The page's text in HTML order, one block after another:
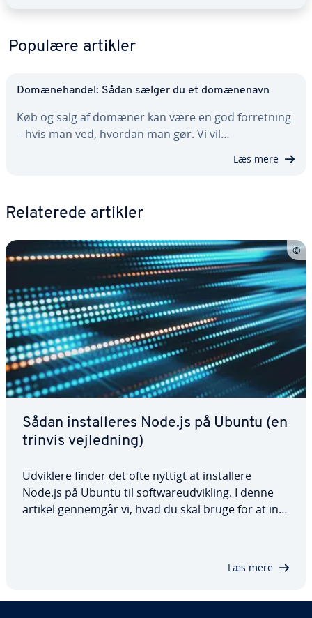
Populære artikler
Do­mæ­ne­han­del: Sådan sælger du et do­mæ­ne­navn
Køb og salg af domæner kan være en god for­ret­ning
– hvis man ved, hvordan man gør. Vi vil…
Læs mere
Re­la­te­re­de artikler
Sådan in­stal­le­res Node.js på Ubuntu (en
trinvis vej­led­ning)
Udviklere finder det ofte nyttigt at in­stal­le­re
Node.js på Ubuntu til softwa­re­ud­vik­ling. I denne
artikel gennemgår vi, hvad du skal bruge for at in­
Læs mere